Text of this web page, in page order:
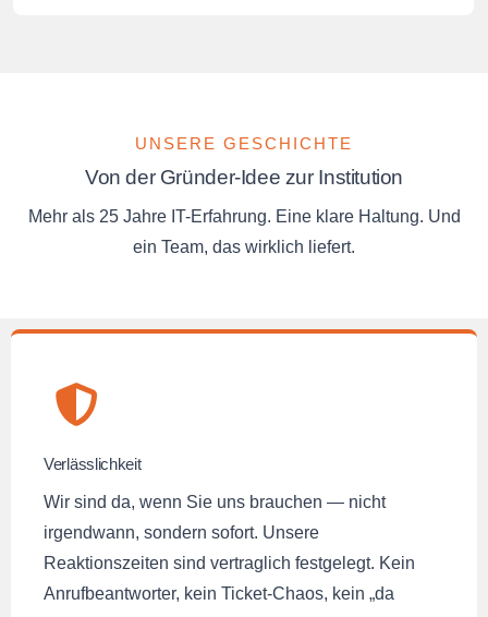
UNSERE GESCHICHTE
Von der Gründer-Idee zur Institution
Mehr als 25 Jahre IT-Erfahrung. Eine klare Haltung. Und
ein Team, das wirklich liefert.
Verlässlichkeit
Wir sind da, wenn Sie uns brauchen — nicht
irgendwann, sondern sofort. Unsere
Reaktionszeiten sind vertraglich festgelegt. Kein
Anrufbeantworter, kein Ticket-Chaos, kein „da